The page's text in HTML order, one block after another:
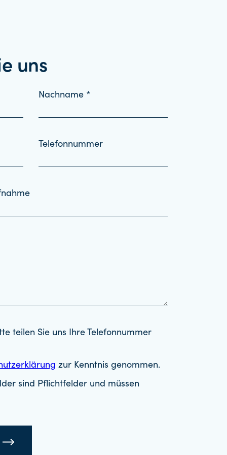
uns
Nachname *
Telefonnummer
teilen Sie uns Ihre Telefonnummer
zur Kenntnis genommen.
sind Pflichtfelder und müssen